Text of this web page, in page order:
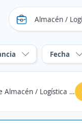
Fecha
en Santo Domingo, Heredia